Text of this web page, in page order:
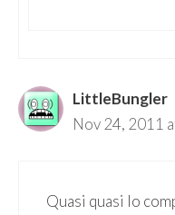
LittleBungler
Nov 24, 2011
Quasi quasi lo